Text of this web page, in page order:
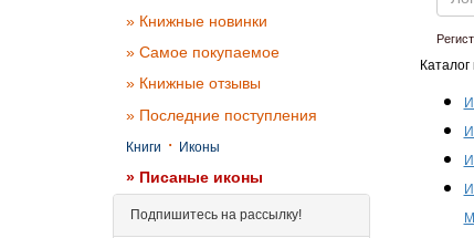
» Книжные новинки
» Самое покупаемое
» Книжные отзывы
» Последние поступления
Книги · Иконы
» Писаные иконы
Подпишитесь на рассылку!